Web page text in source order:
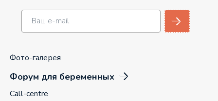
Фото-галерея
Форум для беременных
Call-centre